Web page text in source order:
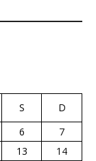
S
D
6
7
13
14